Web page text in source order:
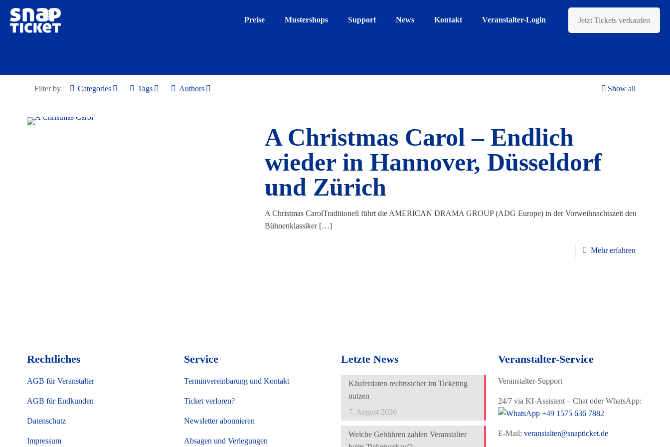
Preise Mustershops Support News Kontakt Veranstalter-Login Jetzt Tickets verkaufen
Filter by Categories Tags Authors Show all
A Christmas Carol – Endlich
wieder in Hannover, Düsseldorf
und Zürich
A Christmas CarolTraditionell führt die AMERICAN DRAMA GROUP (ADG Europe) in der Vorweihnachtszeit den
Bühnenklassiker[…]
Mehr erfahren
Rechtliches
AGB für Veranstalter
AGB für Endkunden
Datenschutz
Impressum
Service
Terminvereinbarung und Kontakt
Ticket verloren?
Newsletter abonnieren
Absagen und Verlegungen
Letzte News
Käuferdaten rechtssicher im Ticketing
nutzen
7. August 2026
Welche Gebühren zahlen Veranstalter
Veranstalter-Service
Veranstalter-Support
24/7 via KI-Assistent – Chat oder WhatsApp:
+49 1575 636 7882
E-Mail: veranstalter@snapticket.de